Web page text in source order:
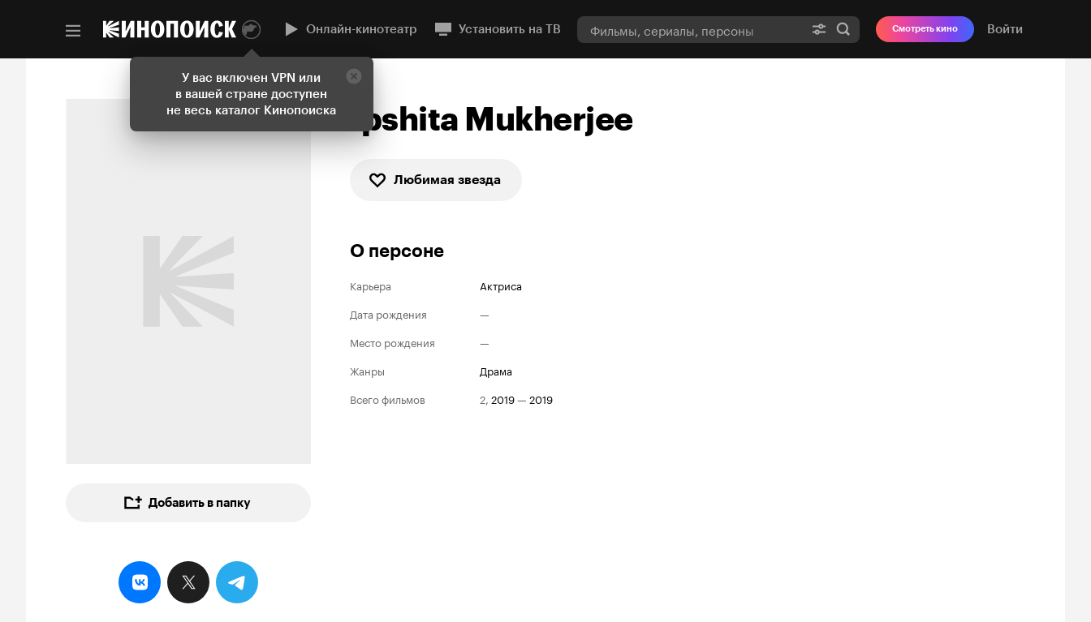
У вас включен VPN или
в вашей стране доступен
не весь каталог Кинопоиска
Онлайн-кинотеатр Установить на ТВ Смотреть кино Войти
Добавить в папку
Ipshita Mukherjee
Любимая звезда
О персоне
Карьера
Актриса
Дата рождения
—
Место рождения
—
Жанры
драма
Всего фильмов
2, 2019— 2019